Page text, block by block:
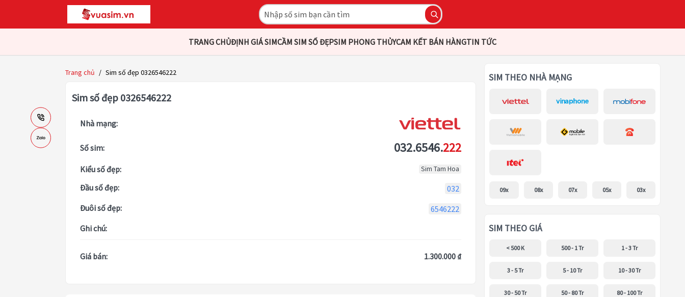
TRANG CHỦĐỊNH GIÁ SIMCẦM SIM SỐ ĐẸPSIM PHONG THỦYCAM KẾT BÁN HÀNGTIN TỨC
Trang chủ / Sim số đẹp 0326546222
Sim số đẹp 0326546222
Nhà mạng:
Số sim: 032.6546.222
Kiểu số đẹp: Sim Tam Hoa
Đầu số đẹp:
032
Đuôi số đẹp:
6546222
Ghi chú:
Giá bán: 1.300.000 ₫
SIM THEO NHÀ MẠNG
09x 08x 07x 05x 03x
SIM THEO GIÁ
< 500 K 500 - 1 Tr 1 - 3 Tr
3 - 5 Tr 5 - 10 Tr 10 - 30 Tr
30 - 50 Tr 50 - 80 Tr 80 - 100 Tr